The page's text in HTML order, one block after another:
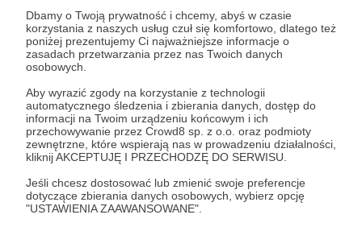
Dbamy o Twoją prywatność i chcemy, abyś w czasie
korzystania z naszych usług czuł się komfortowo, dlatego też
poniżej prezentujemy Ci najważniejsze informacje o
zasadach przetwarzania przez nas Twoich danych
osobowych.
Aby wyrazić zgody na korzystanie z technologii
automatycznego śledzenia i zbierania danych, dostęp do
informacji na Twoim urządzeniu końcowym i ich
przechowywanie przez Crowd8 sp. z o.o. oraz podmioty
zewnętrzne, które wspierają nas w prowadzeniu działalności,
kliknij AKCEPTUJĘ I PRZECHODZĘ DO SERWISU.
Jeśli chcesz dostosować lub zmienić swoje preferencje
dotyczące zbierania danych osobowych, wybierz opcję
"USTAWIENIA ZAAWANSOWANE".
Przeprawa
dochodzisz do mostu, gdzie zostawiasz za sobą
to, co stare i ciężkie. To próg, w którym odwaga
staje się Twoim przewodnikiem.
Dziękujemy, że z taką odwagą pomagasz nam
przekraczać kolejne mosty. Twój gest daje nam
siłę do dalszej drogi.
Patroni: 0